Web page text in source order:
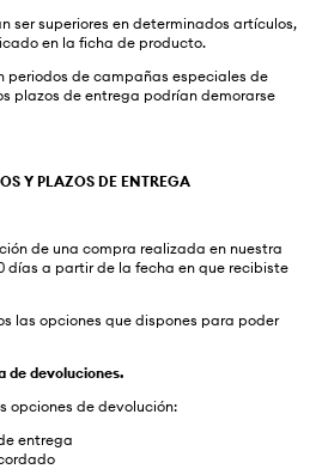
ser superiores en determinados artículos,
en la ficha de producto.
periodos de campañas especiales de
plazos de entrega podrían demorarse
Y PLAZOS DE ENTREGA
de una compra realizada en nuestra
días a partir de la fecha en que recibiste
las opciones que dispones para poder
de devoluciones.
opciones de devolución:
entrega